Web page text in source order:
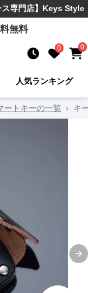
ス専門店】Keys Style
無料
0 0
人気ランキング
ートキーの一覧 › キ